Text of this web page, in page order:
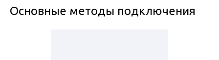
Основные методы подключения